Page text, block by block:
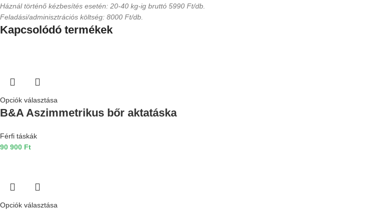
Háznál történő kézbesítés esetén: 20-40 kg-ig bruttó 5990 Ft/db.
Feladási/adminisztrációs költség: 8000 Ft/db.
Kapcsolódó termékek
Opciók választása
B&A Aszimmetrikus bőr aktatáska
Férfi táskák
90 900 Ft
Opciók választása